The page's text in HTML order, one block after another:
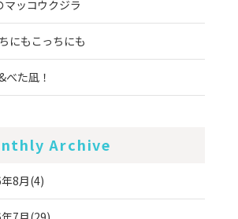
マッコウクジラ
にもこっちにも
べた凪！
Archive
8月(4)